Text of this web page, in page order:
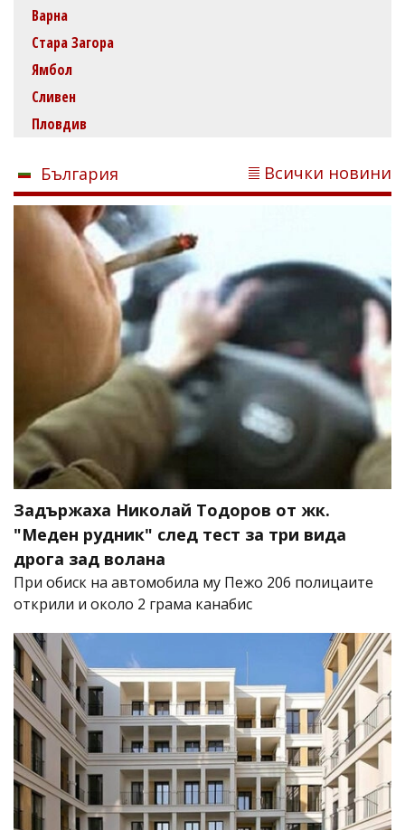
Варна
Стара Загора
Ямбол
Сливен
Пловдив
България Всички новини
Задържаха Николай Тодоров от жк.
"Меден рудник" след тест за три вида
дрога зад волана
При обиск на автомобила му Пежо 206 полицаите
открили и около 2 грама канабис